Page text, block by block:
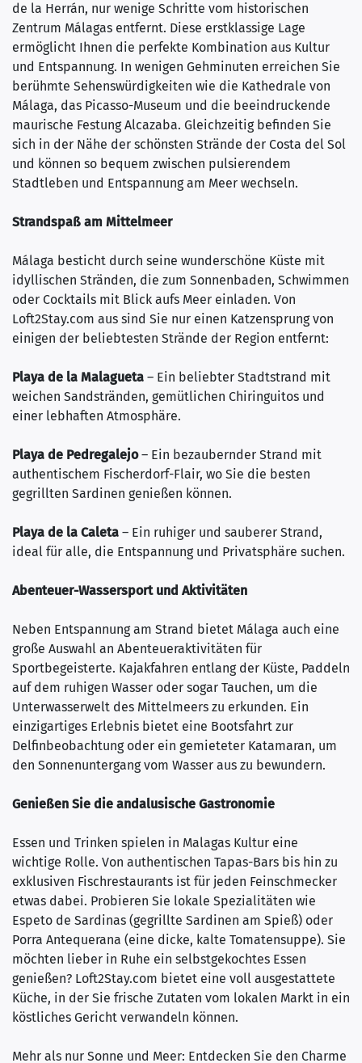
de la Herrán, nur wenige Schritte vom historischen
Zentrum Málagas entfernt. Diese erstklassige Lage
ermöglicht Ihnen die perfekte Kombination aus Kultur
und Entspannung. In wenigen Gehminuten erreichen Sie
berühmte Sehenswürdigkeiten wie die Kathedrale von
Málaga, das Picasso-Museum und die beeindruckende
maurische Festung Alcazaba. Gleichzeitig befinden Sie
sich in der Nähe der schönsten Strände der Costa del Sol
und können so bequem zwischen pulsierendem
Stadtleben und Entspannung am Meer wechseln.
Strandspaß am Mittelmeer
Málaga besticht durch seine wunderschöne Küste mit
idyllischen Stränden, die zum Sonnenbaden, Schwimmen
oder Cocktails mit Blick aufs Meer einladen. Von
Loft2Stay.com aus sind Sie nur einen Katzensprung von
einigen der beliebtesten Strände der Region entfernt:
Playa de la Malagueta – Ein beliebter Stadtstrand mit
weichen Sandstränden, gemütlichen Chiringuitos und
einer lebhaften Atmosphäre.
Playa de Pedregalejo– Ein bezaubernder Strand mit
authentischem Fischerdorf-Flair, wo Sie die besten
gegrillten Sardinen genießen können.
Playa de la Caleta – Ein ruhiger und sauberer Strand,
ideal für alle, die Entspannung und Privatsphäre suchen.
Abenteuer-Wassersport und Aktivitäten
Neben Entspannung am Strand bietet Málaga auch eine
große Auswahl an Abenteueraktivitäten für
Sportbegeisterte. Kajakfahren entlang der Küste, Paddeln
auf dem ruhigen Wasser oder sogar Tauchen, um die
Unterwasserwelt des Mittelmeers zu erkunden. Ein
einzigartiges Erlebnis bietet eine Bootsfahrt zur
Delfinbeobachtung oder ein gemieteter Katamaran, um
den Sonnenuntergang vom Wasser aus zu bewundern.
Genießen Sie die andalusische Gastronomie
Essen und Trinken spielen in Malagas Kultur eine
wichtige Rolle. Von authentischen Tapas-Bars bis hin zu
exklusiven Fischrestaurants ist für jeden Feinschmecker
etwas dabei. Probieren Sie lokale Spezialitäten wie
Espeto de Sardinas (gegrillte Sardinen am Spieß) oder
Porra Antequerana (eine dicke, kalte Tomatensuppe). Sie
möchten lieber in Ruhe ein selbstgekochtes Essen
genießen? Loft2Stay.com bietet eine voll ausgestattete
Küche, in der Sie frische Zutaten vom lokalen Markt in ein
köstliches Gericht verwandeln können.
Mehr als nur Sonne und Meer: Entdecken Sie den Charme